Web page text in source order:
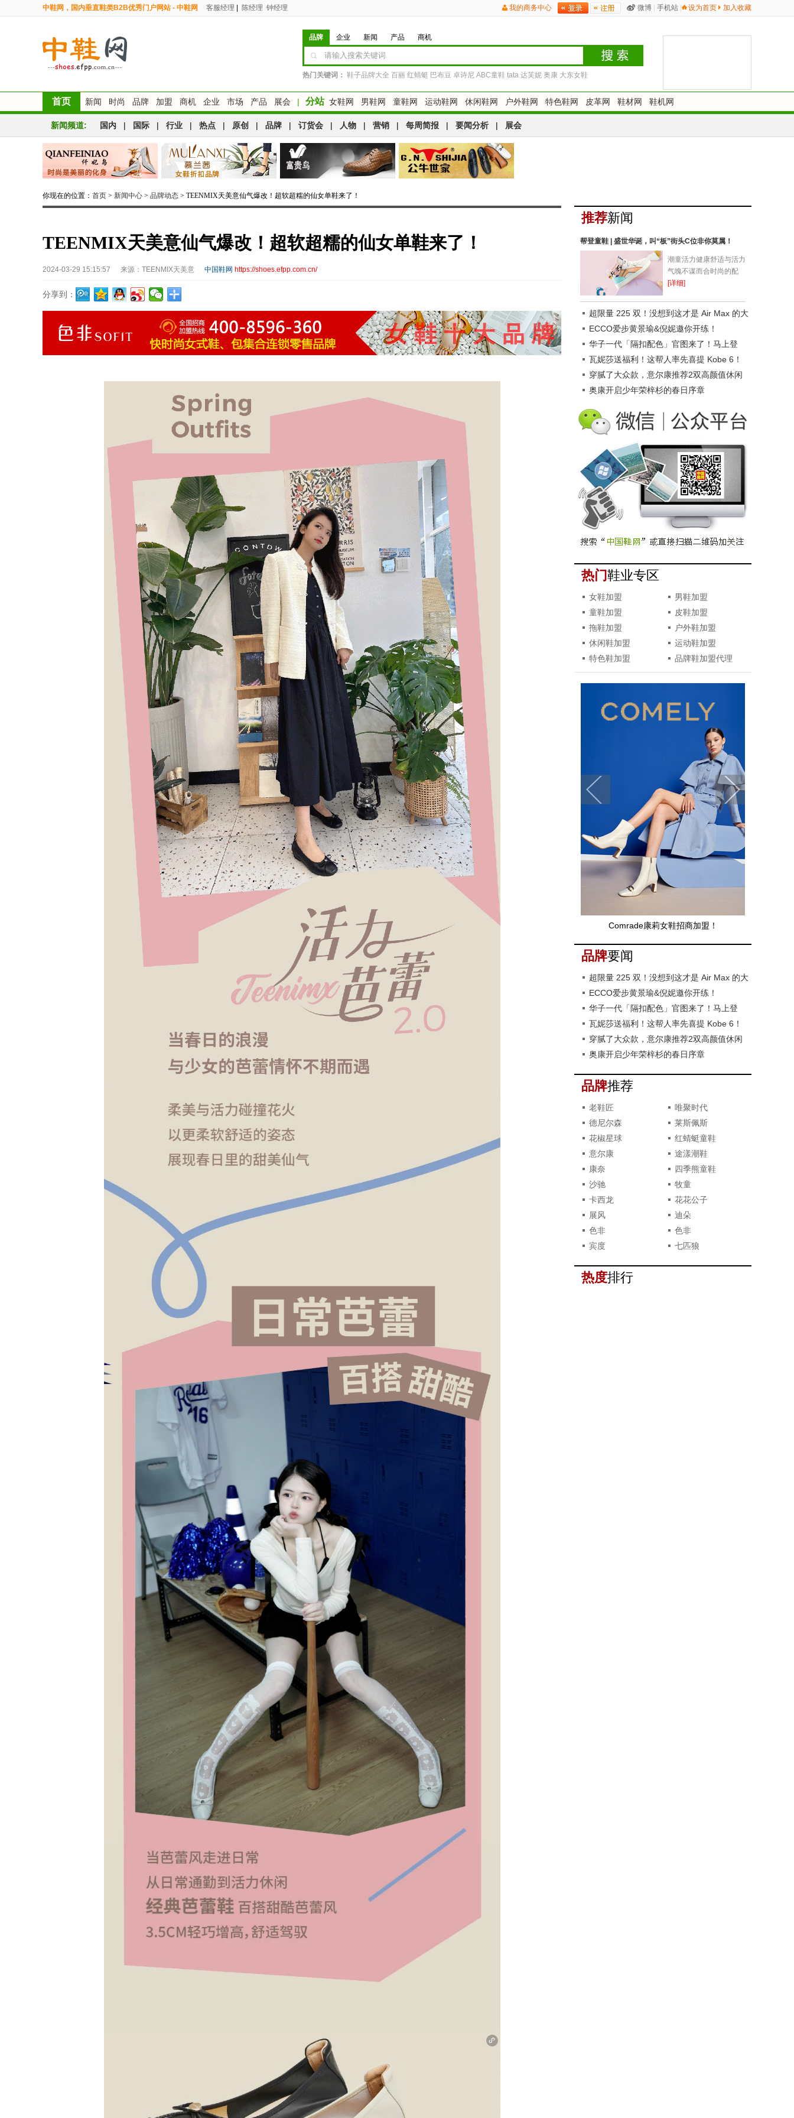
设为首页 加入收藏
手机站
微博
我的商务中心
中鞋网，国内垂直鞋类B2B优秀门户网站 - 中鞋网 客服经理 陈经理 钟经理
品牌 企业 新闻 产品 商机
热门关键词： 鞋子品牌大全 百丽 红蜻蜓 巴布豆 卓诗尼 ABC童鞋 tata 达芙妮 奥康 大东女鞋
首页 新闻 时尚 品牌 加盟 商机 企业 市场 产品 展会 | 分站 女鞋网 男鞋网 童鞋网 运动鞋网 休闲鞋网 户外鞋网 特色鞋网 皮革网 鞋材网 鞋机网
新闻频道: 国内 | 国际 | 行业 | 热点 | 原创 | 品牌 | 订货会 | 人物 | 营销 | 每周简报 | 要闻分析 | 展会
你现在的位置： 首页 > 新闻中心 > 品牌动态 > TEENMIX天美意仙气爆改！超软超糯的仙女单鞋来了！
TEENMIX天美意仙气爆改！超软超糯的仙女单鞋来了！
2024-03-29 15:15:57 来源：TEENMIX天美意 中国鞋网 https://shoes.efpp.com.cn/
分享到：
推荐新闻
帮登童鞋 | 盛世华诞，叫“板”街头C位非你莫属！
潮童活力健康舒适与活力
气魄不谋而合时尚的配
色，充满探索乐趣一年一
游路线的准备...
[详细]
超限量 225 双！没想到这才是 Air Max 的大
招！
ECCO爱步黄景瑜&倪妮邀你开练！
华子一代「隔扣配色」官图来了！马上登
场！
瓦妮莎送福利！这帮人率先喜提 Kobe 6！
穿腻了大众款，‍‍意尔康推荐2双高颜值休闲
鞋，正流行！
奥康开启少年荣梓杉的春日序章
热门鞋业专区
女鞋加盟
男鞋加盟
童鞋加盟
皮鞋加盟
拖鞋加盟
户外鞋加盟
休闲鞋加盟
运动鞋加盟
特色鞋加盟
品牌鞋加盟代理
Comrade康莉女鞋招商加盟！
品牌要闻
超限量 225 双！没想到这才是 Air Max 的大
招！
ECCO爱步黄景瑜&倪妮邀你开练！
华子一代「隔扣配色」官图来了！马上登
场！
瓦妮莎送福利！这帮人率先喜提 Kobe 6！
穿腻了大众款，‍‍意尔康推荐2双高颜值休闲
鞋，正流行！
奥康开启少年荣梓杉的春日序章
品牌推荐
老鞋匠
唯聚时代
德尼尔森
莱斯佩斯
花椒星球
红蜻蜓童鞋
意尔康
途漾潮鞋
康奈
四季熊童鞋
沙驰
牧童
卡西龙
花花公子
展风
迪朵
色非
色非
宾度
七匹狼
热度排行